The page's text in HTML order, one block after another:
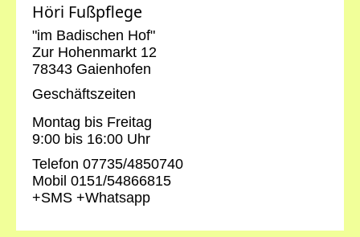
Höri Fußpflege
"im Badischen Hof"
Zur Hohenmarkt 12
78343 Gaienhofen
Geschäftszeiten
Montag bis Freitag
9:00 bis 16:00 Uhr
Telefon 07735/4850740
Mobil 0151/54866815
+SMS +Whatsapp